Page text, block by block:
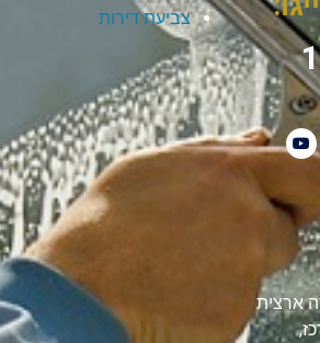
צביעת דירות
ארצית